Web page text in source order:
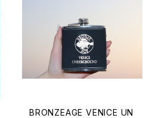
BRONZEAGE VENICE UN